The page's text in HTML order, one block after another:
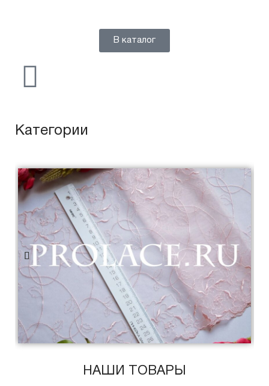
В каталог
Категории
НАШИ ТОВАРЫ